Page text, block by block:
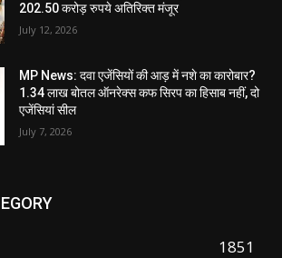
202.50 करोड़ रुपये अतिरिक्त मंजूर
July 12, 2026
MP News: दवा एजेंसियों की आड़ में नशे का कारोबार?
1.34 लाख बोतल ऑनरेक्स कफ सिरप का हिसाब नहीं, दो
एजेंसियां सील
July 7, 2026
1851